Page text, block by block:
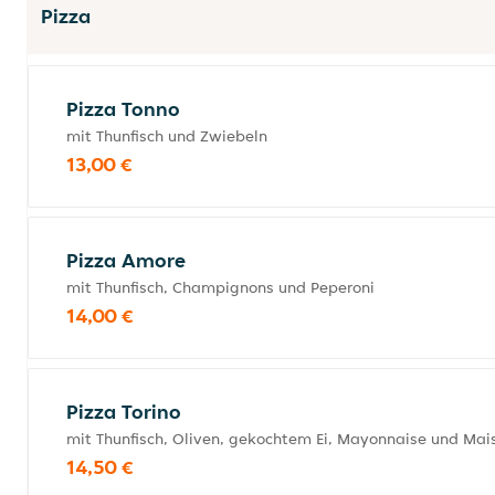
Pizza
Pizza Tonno
mit Thunfisch und Zwiebeln
13,00 €
Pizza Amore
mit Thunfisch, Champignons und Peperoni
14,00 €
Pizza Torino
mit Thunfisch, Oliven, gekochtem Ei, Mayonnaise und
14,50 €